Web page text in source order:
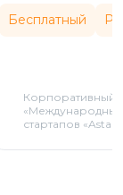
Бесплатный
Корпоративный
стартапов